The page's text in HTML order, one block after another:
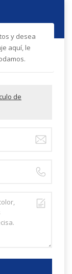
y desea
aquí, le
de